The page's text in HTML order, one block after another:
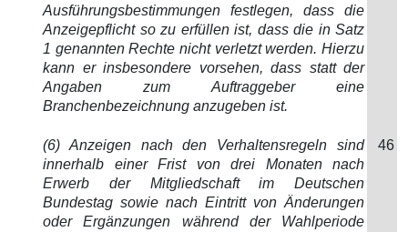
Ausführungsbestimmungen festlegen, dass die
Anzeigepflicht so zu erfüllen ist, dass die in Satz
1 genannten Rechte nicht verletzt werden. Hierzu
kann er insbesondere vorsehen, dass statt der
Angaben zum Auftraggeber eine
Branchenbezeichnung anzugeben ist.
(6) Anzeigen nach den Verhaltensregeln sind
innerhalb einer Frist von drei Monaten nach
Erwerb der Mitgliedschaft im Deutschen
Bundestag sowie nach Eintritt von Änderungen
oder Ergänzungen während der Wahlperiode
46